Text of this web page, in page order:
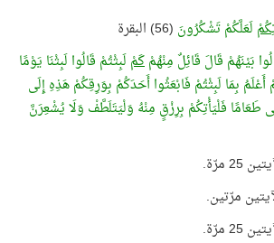
لَعَلَّكُمْ تَشْكُرُونَ (56) البقرة
بَيْنَهُمْ قَالَ قَائِلٌ مِنْهُمْكَمْلَبِثْتُمْ قَالُوا لَبِثْنَا يَوْمًا
بِمَا لَبِثْتُمْ فَابْعَثُوا أَحَدَكُمْ بِوَرِقِكُمْ هَذِهِ إِلَى
طَعَامًا فَلْيَأْتِكُمْ بِرِزْقٍ مِنْهُ وَلْيَتَلَطَّفْ وَلَا يُشْعِرَنَّ
مرّة.
مرّتين.
مرّة.